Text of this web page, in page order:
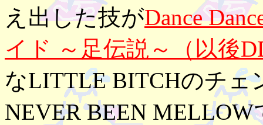
え出した技がDance
イド ～足伝説～（以後
なLITTLE BITCHのチェ
NEVER BEEN